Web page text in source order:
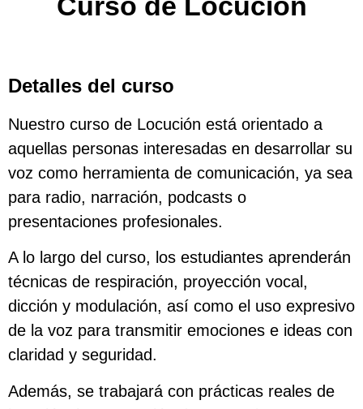
Detalles del curso
Nuestro curso de Locución está orientado a
aquellas personas interesadas en desarrollar su
voz como herramienta de comunicación, ya sea
para radio, narración, podcasts o
presentaciones profesionales.
A lo largo del curso, los estudiantes aprenderán
técnicas de respiración, proyección vocal,
dicción y modulación, así como el uso expresivo
de la voz para transmitir emociones e ideas con
claridad y seguridad.
Además, se trabajará con prácticas reales de